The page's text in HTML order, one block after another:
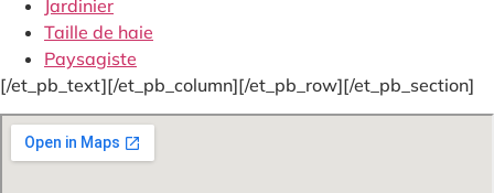
Jardinier
Taille de haie
Paysagiste
[/et_pb_text][/et_pb_column][/et_pb_row][/et_pb_section]